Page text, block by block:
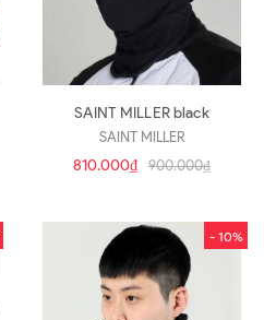
SAINT MILLER black
SAINT MILLER
810.000₫ 900.000₫
- 10%